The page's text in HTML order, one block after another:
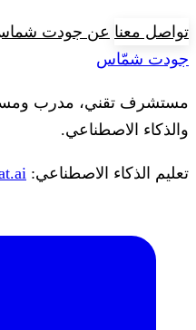
تواصل معنا عن جودت
جودت شمّاس
مستشرف تقني، مدرب
والذكاء الاصطناعي.
تعليم الذكاء الاصطناعي: